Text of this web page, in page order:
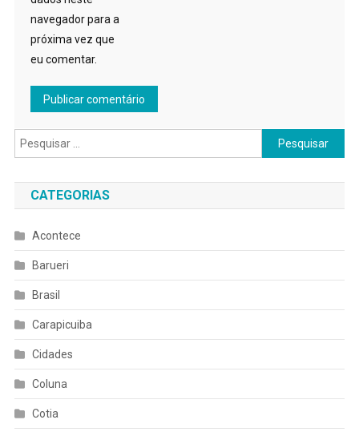
navegador para a
próxima vez que
eu comentar.
Pesquisar
por:
CATEGORIAS
Acontece
Barueri
Brasil
Carapicuiba
Cidades
Coluna
Cotia